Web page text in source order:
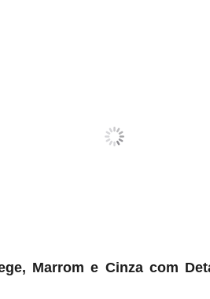
Marrom e Cinza com